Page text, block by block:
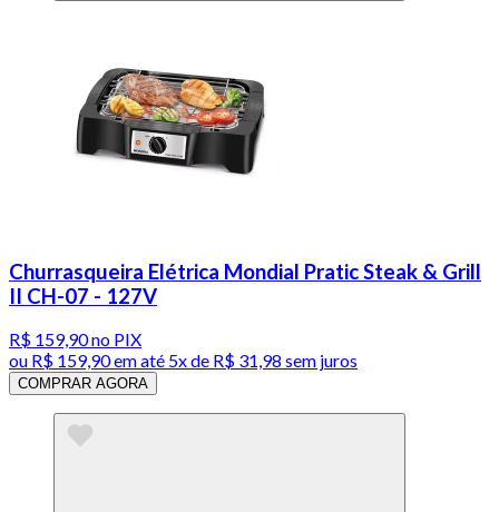
Churrasqueira Elétrica Mondial Pratic Steak & Grill
II CH-07 - 127V
R$ 159,90no PIX
ou R$ 159,90em até 5x de R$ 31,98 sem juros
COMPRAR AGORA